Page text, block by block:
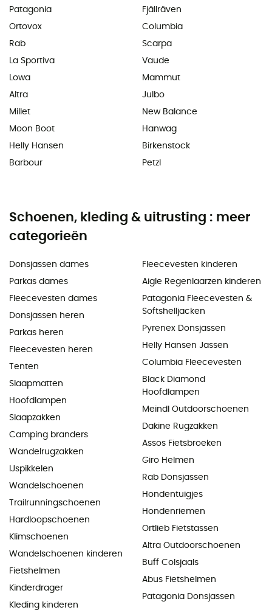
Patagonia
Ortovox
Rab
La Sportiva
Lowa
Altra
Millet
Moon Boot
Helly Hansen
Barbour
Fjällräven
Columbia
Scarpa
Vaude
Mammut
Julbo
New Balance
Hanwag
Birkenstock
Petzl
Schoenen, kleding & uitrusting : meer
categorieën
Donsjassen dames
Parkas dames
Fleecevesten dames
Donsjassen heren
Parkas heren
Fleecevesten heren
Tenten
Slaapmatten
Hoofdlampen
Slaapzakken
Camping branders
Wandelrugzakken
IJspikkelen
Wandelschoenen
Trailrunningschoenen
Hardloopschoenen
Klimschoenen
Wandelschoenen kinderen
Fietshelmen
Kinderdrager
Kleding kinderen
Fleecevesten kinderen
Aigle Regenlaarzen kinderen
Patagonia Fleecevesten &
Softshelljacken
Pyrenex Donsjassen
Helly Hansen Jassen
Columbia Fleecevesten
Black Diamond
Hoofdlampen
Meindl Outdoorschoenen
Dakine Rugzakken
Assos Fietsbroeken
Giro Helmen
Rab Donsjassen
Hondentuigjes
Hondenriemen
Ortlieb Fietstassen
Altra Outdoorschoenen
Buff Colsjaals
Abus Fietshelmen
Patagonia Donsjassen